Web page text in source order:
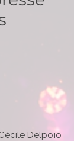
Delpoïo